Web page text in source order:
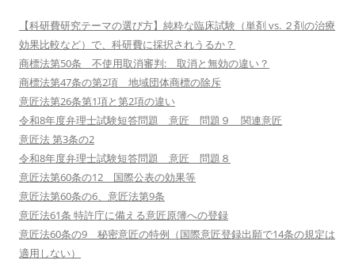
【科研費研究テーマの選び方】純粋な臨床試験（単剤 vs. ２剤の治療
効果比較など）で、科研費に採択されうるか？
商標法第50条 不使用取消審判: 取消と無効の違い？
商標法第47条の第2項 地域団体商標の除斥
意匠法第26条第1項と第2項の違い
令和8年度弁理士試験短答問題 意匠 問題９ 関連意匠
意匠法 第3条の2
令和8年度弁理士試験短答問題 意匠 問題８
意匠法第60条の12 国際公表の効果等
意匠法第60条の6、意匠法第9条
意匠法61条 特許庁に備える意匠原簿への登録
意匠法60条の9 秘密意匠の特例（国際意匠登録出願で14条の規定は
適用しない）